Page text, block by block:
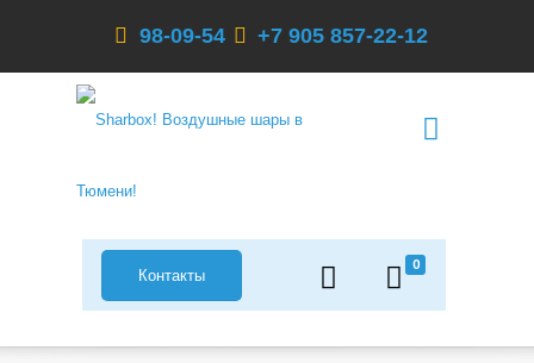
98-09-54 +7 905 857-22-12
0
Контакты